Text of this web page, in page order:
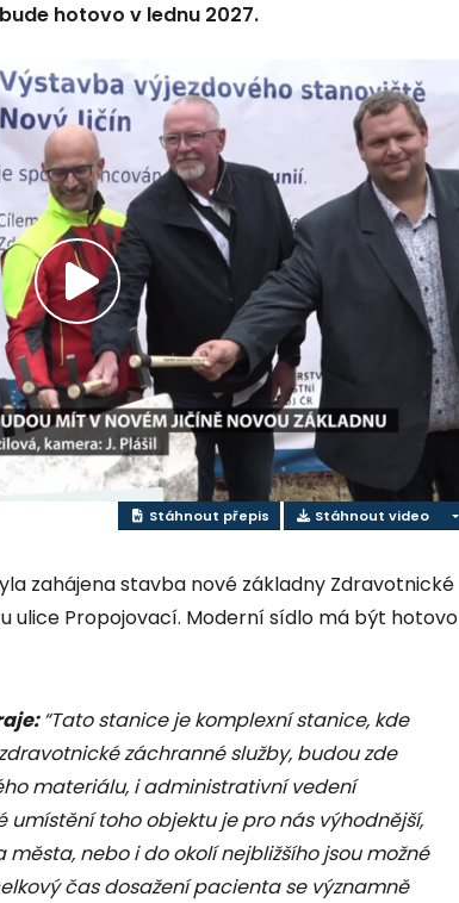
hotovo v lednu 2027.
Přehrát
video
Stáhnout přepis Stáhnout video
zahájena stavba nové základny Zdravotnické
ulice Propojovací. Moderní sídlo má být hotovo
“Tato stanice je komplexní stanice, kde
záchranné služby, budou zde
materiálu, i administrativní vedení
umístění toho objektu je pro nás výhodnější,
nebo i do okolí nejbližšího jsou možné
čas dosažení pacienta se významně